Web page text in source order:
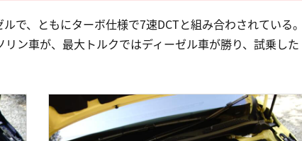
で、ともにターボ仕様で7速DCTと組み合わされている。
ン車が、最大トルクではディーゼル車が勝り、試乗した